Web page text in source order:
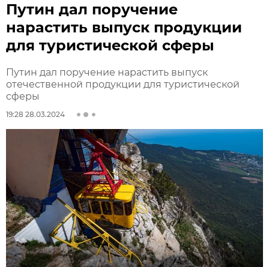
Путин дал поручение
нарастить выпуск продукции
для туристической сферы
Путин дал поручение нарастить выпуск
отечественной продукции для туристической
сферы
19:28 28.03.2024